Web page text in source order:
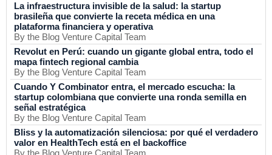
La infraestructura invisible de la salud: la startup
brasileña que convierte la receta médica en una
plataforma financiera y operativa
By the Blog Venture Capital Team
Revolut en Perú: cuando un gigante global entra, todo el
mapa fintech regional cambia
By the Blog Venture Capital Team
Cuando Y Combinator entra, el mercado escucha: la
startup colombiana que convierte una ronda semilla en
señal estratégica
By the Blog Venture Capital Team
Bliss y la automatización silenciosa: por qué el verdadero
valor en HealthTech está en el backoffice
By the Blog Venture Capital Team